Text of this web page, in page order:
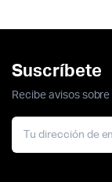
Suscríbete
Recibe avisos sobre